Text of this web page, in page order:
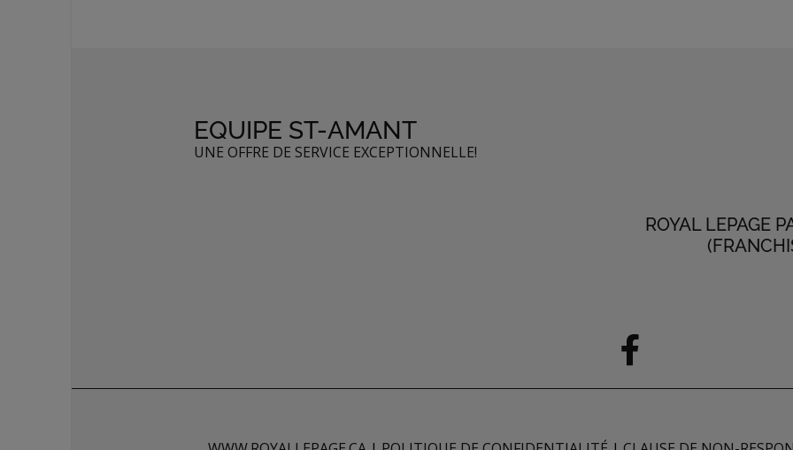
EQUIPE ST-AMANT
UNE OFFRE DE SERVICE EXCEPTIONNELLE!
ROYAL LEPAGE